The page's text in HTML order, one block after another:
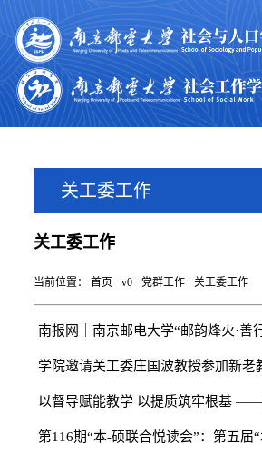
关工委工作
当前位置： 首页 v0 党群工作 关工委工作
关工委工作
南报网｜南京邮电大学“邮韵烽火·善
学院邀请关工委庄国波教授参加新老
以督导赋能教学 以提质筑牢根基 ——
第116期“本-硕联合悦读会”：第五届